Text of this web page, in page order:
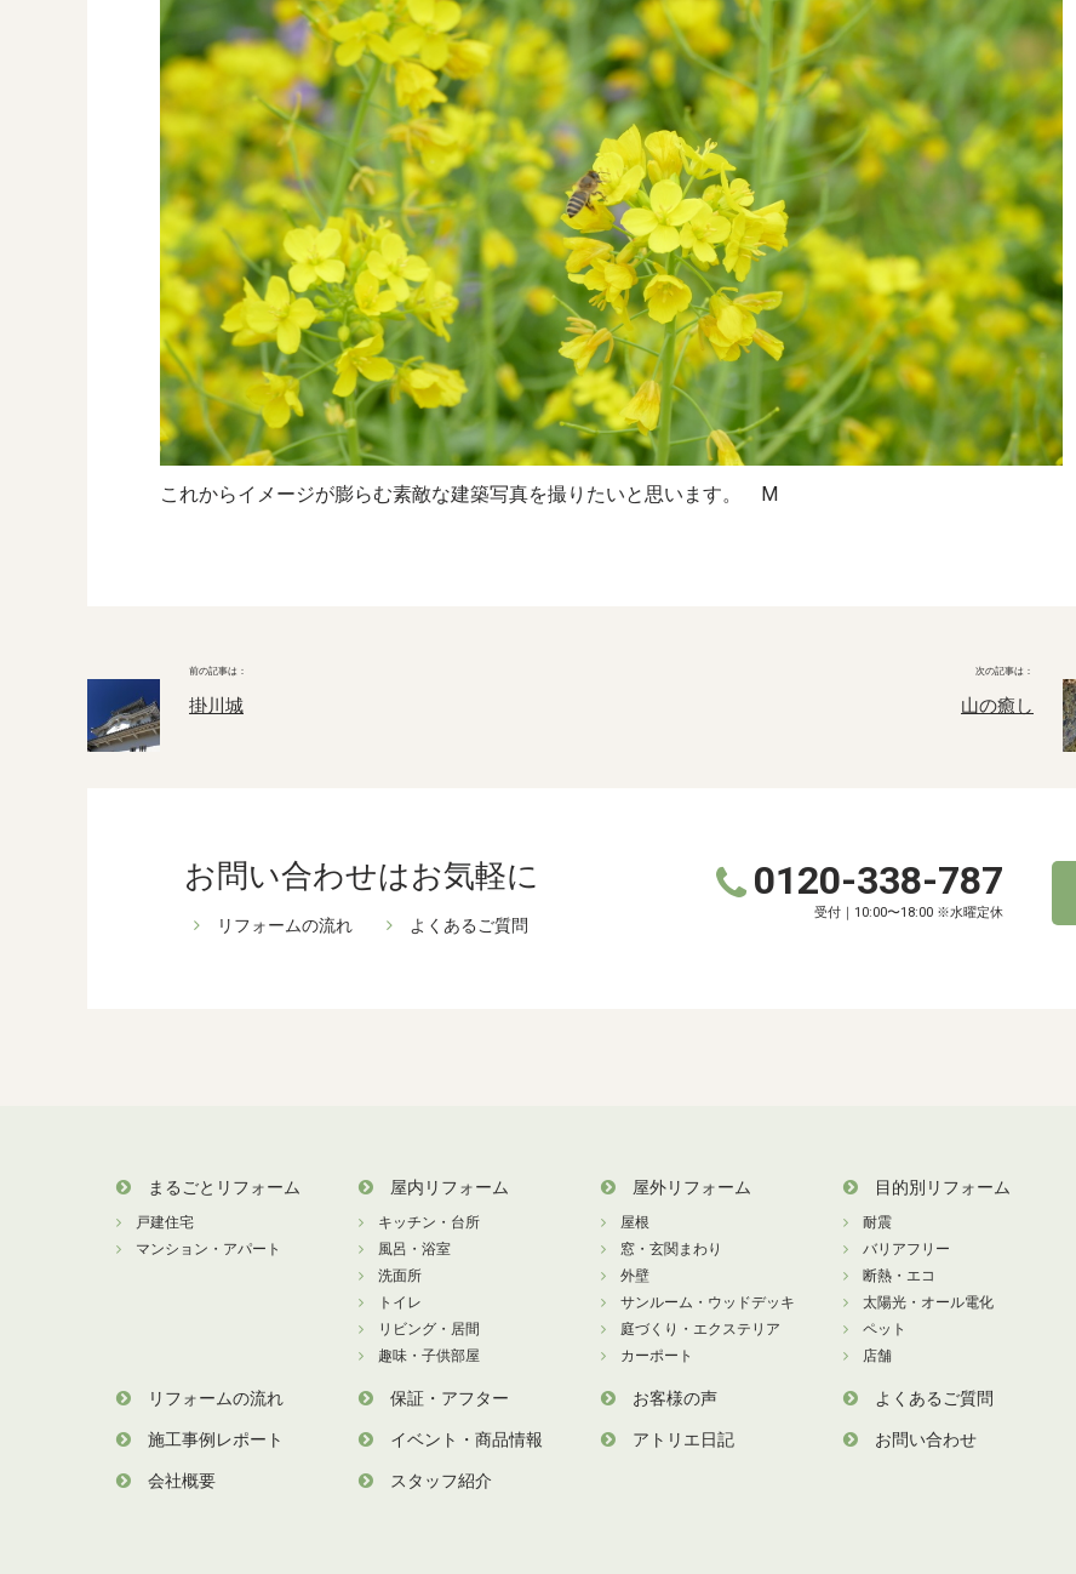
これからイメージが膨らむ素敵な建築写真を撮りたいと思います。 M
掛川城 山の癒し
お問い合わせはお気軽に
リフォームの流れ よくあるご質問
0120-338-787
受付｜10:00〜18:00 ※水曜定休
まるごとリフォーム
戸建住宅
マンション・アパート
屋内リフォーム
キッチン・台所
風呂・浴室
洗面所
トイレ
リビング・居間
趣味・子供部屋
屋外リフォーム
屋根
窓・玄関まわり
外壁
サンルーム・ウッドデッキ
庭づくり・エクステリア
カーポート
目的別リフォーム
耐震
バリアフリー
断熱・エコ
太陽光・オール電化
ペット
店舗
リフォームの流れ 保証・アフター お客様の声 よくあるご質問
施工事例レポート イベント・商品情報 アトリエ日記 お問い合わせ
会社概要
スタッフ紹介